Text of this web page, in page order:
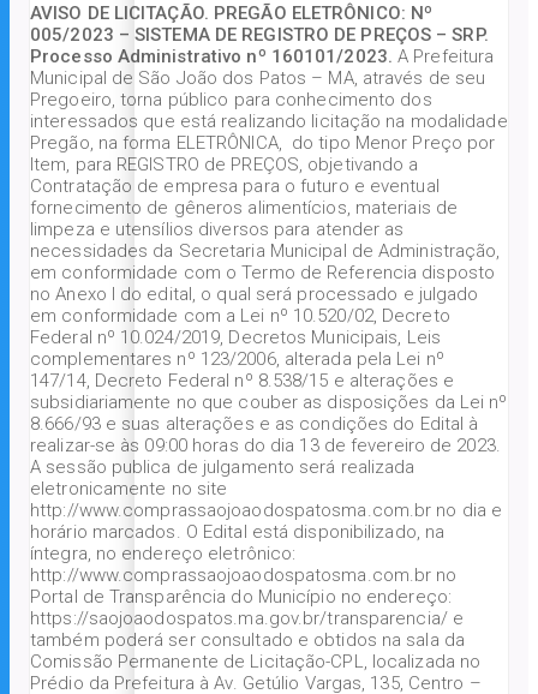
AVISO DE LICITAÇÃO. PREGÃO ELETRÔNICO: Nº
005/2023 – SISTEMA DE REGISTRO DE PREÇOS – SRP.
Processo Administrativo nº 160101/2023.A Prefeitura
Municipal de São João dos Patos – MA, através de seu
Pregoeiro, torna público para conhecimento dos
interessados que está realizando licitação na modalidade
Pregão, na forma ELETRÔNICA, do tipo Menor Preço por
Item, para REGISTRO de PREÇOS, objetivando a
Contratação de empresa para o futuro e eventual
fornecimento de gêneros alimentícios, materiais de
limpeza e utensílios diversos para atender as
necessidades da Secretaria Municipal de Administração,
em conformidade com o Termo de Referencia disposto
no Anexo I do edital, o qual será processado e julgado
em conformidade com a Lei nº 10.520/02, Decreto
Federal nº 10.024/2019, Decretos Municipais, Leis
complementares nº 123/2006, alterada pela Lei nº
147/14, Decreto Federal nº 8.538/15 e alterações e
subsidiariamente no que couber as disposições da Lei nº
8.666/93 e suas alterações e as condições do Edital à
realizar-se às 09:00 horas do dia 13 de fevereiro de 2023.
A sessão publica de julgamento será realizada
eletronicamente no site
http://www.comprassaojoaodospatosma.com.br no dia e
horário marcados. O Edital está disponibilizado, na
íntegra, no endereço eletrônico:
http://www.comprassaojoaodospatosma.com.br no
Portal de Transparência do Município no endereço:
https://saojoaodospatos.ma.gov.br/transparencia/ e
também poderá ser consultado e obtidos na sala da
Comissão Permanente de Licitação-CPL, localizada no
Prédio da Prefeitura à Av. Getúlio Vargas, 135, Centro –